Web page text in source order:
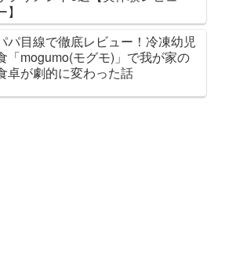
】
パ目線で徹底レビュー！冷凍幼児
「mogumo(モグモ)」で我が家の
卓が劇的に変わった話